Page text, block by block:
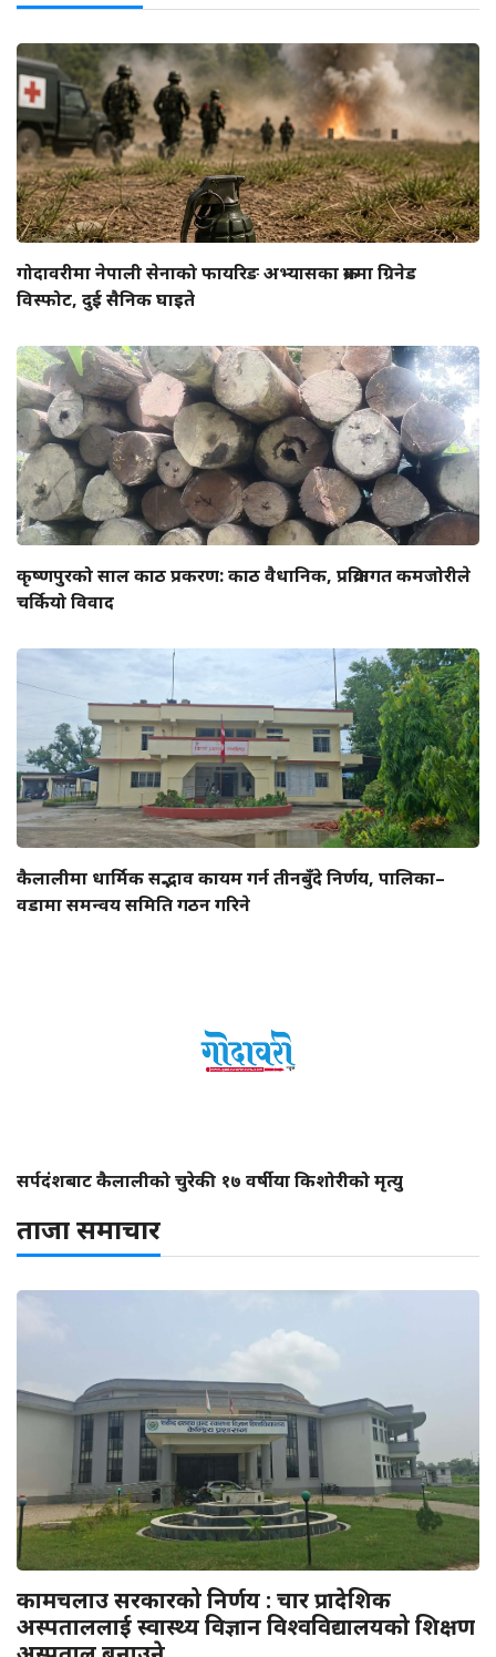
गोदावरीमा नेपाली सेनाको फायरिङ अभ्यासका क्रममा ग्रिनेड
विस्फोट, दुई सैनिक घाइते
कृष्णपुरको साल काठ प्रकरण: काठ वैधानिक, प्रक्रियागत कमजोरीले
चर्कियो विवाद
कैलालीमा धार्मिक सद्भाव कायम गर्न तीनबुँदे निर्णय, पालिका–
वडामा समन्वय समिति गठन गरिने
सर्पदंशबाट कैलालीको चुरेकी १७ वर्षीया किशोरीको मृत्यु
ताजा समाचार
कामचलाउ सरकारको निर्णय : चार प्रादेशिक
अस्पताललाई स्वास्थ्य विज्ञान विश्वविद्यालयको शिक्षण